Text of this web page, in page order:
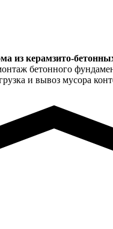
из керамзито-
бетонного
и вывоз мусора